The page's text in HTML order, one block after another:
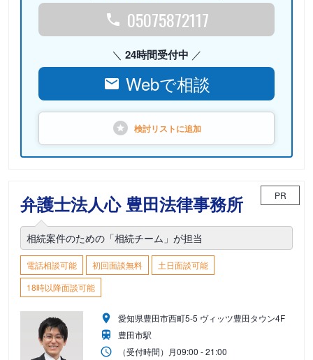
05075872117
24時間受付中
Webで相談
検討リストに追加
弁護士法人心 豊田法律事務所 PR
相続案件のための「相続チーム」が担当
電話相談可能 初回面談無料
土日面談可能
18時以降面談可能
愛知県豊田市西町5-5 ヴィッツ豊田タウン4F
豊田市駅
（受付時間） 月09:00 - 21:00